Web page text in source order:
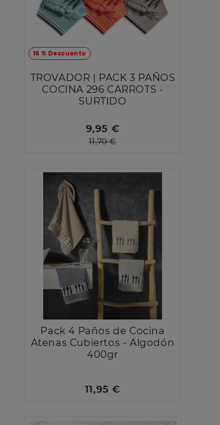
15 % Descuento
TROVADOR | PACK 3 PAÑOS
COCINA 296 CARROTS -
SURTIDO
9,95 €
11,70 €
Pack 4 Paños de Cocina
Atenas Cubiertos - Algodón
400gr
11,95 €